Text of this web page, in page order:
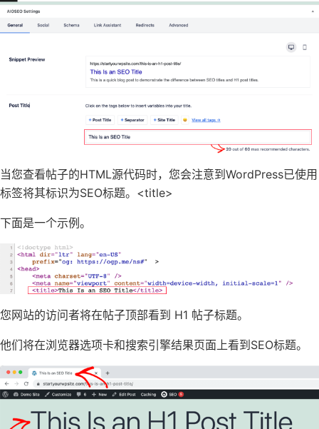
当您查看帖子的HTML源代码时，您会注意到WordPress已使用
标签将其标识为SEO标题。 <title>
下面是一个示例。
您网站的访问者将在帖子顶部看到 H1 帖子标题。
他们将在浏览器选项卡和搜索引擎结果页面上看到SEO标题。